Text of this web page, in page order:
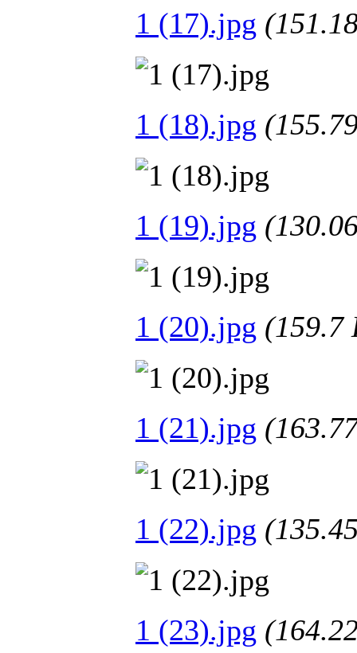
1 (17).jpg
1 (18).jpg
1 (19).jpg
1 (20).jpg (159.7
1 (21).jpg
1 (22).jpg
1 (23).jpg